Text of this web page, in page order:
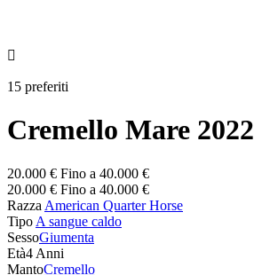

15 preferiti
Cremello Mare 2022
20.000 € Fino a 40.000 €
20.000 € Fino a 40.000 €
Razza American Quarter Horse
Tipo A sangue caldo
SessoGiumenta
Età4 Anni
MantoCremello